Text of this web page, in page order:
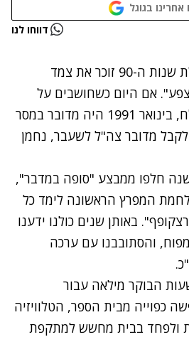
בגוגל
נתקלנו בבעיה דווחו לנו
כל מי שהיה ילד בתחילת שנות ה-90 זוכר את צמד
אם היום כשחושבים על
שרב כבד כמשהו חם ולח, בינואר 1991 היה מדובר במסר
מדובר צה"ל לשעבר, נחמן
להאמין, אבל 20 שנה חלפו ממבצע "סופה במדבר",
המפרץ הראשונה לימד כל
באותן שנים כולנו ידענו
והסתובבנו עם ערכה
הבוקר מילאה עבור
כפוייה מבית הספר, הטלוויזיה
ולפחד בבית מחשש למתקפת